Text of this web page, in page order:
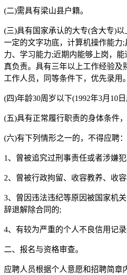
(二)需具有梁山县户籍。
(三)具有国家承认的大专(含大专)
一定的文字功底，计算机操作能力
力、学习能力;近期内能够上岗，
真负责。具有三年以上工作经验及
工作人员，同等条件下，优先录用。
(四)年龄30周岁以下(1992年3月10日
(五)具有正常履行职责的身体条件
(六)有下列情形之一的，不得应聘：
1、曾被追究过刑事责任或者涉嫌
2、曾被行政拘留、收容教养、收
3、曾因违法违纪等原因被国家机
辞退解除合同的;
4、有较为严重的个人不良信用记录
二、报名与资格审查。
应聘人员根据个人意愿和招聘简章